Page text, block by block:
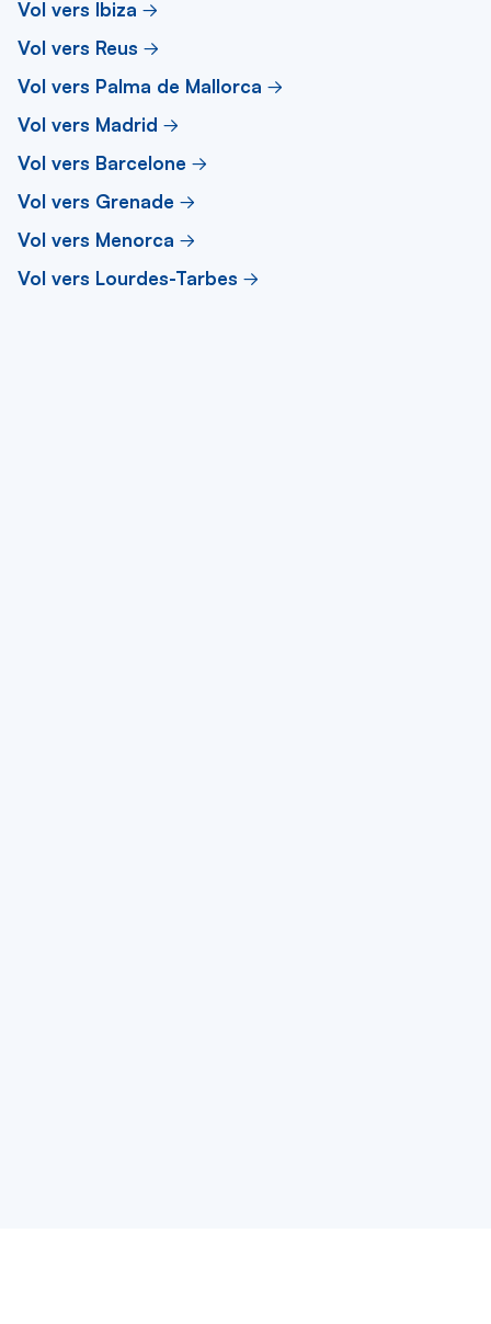
Vol vers Ibiza
Vol vers Reus
Vol vers Palma de Mallorca
Vol vers Madrid
Vol vers Barcelone
Vol vers Grenade
Vol vers Menorca
Vol vers Lourdes-Tarbes